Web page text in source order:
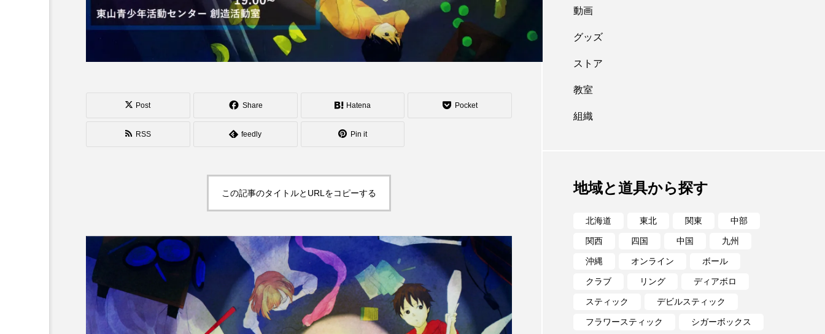
東北 関東 中部 関西 中国 九州 オンライン
クラブ リング ディアボロ スティック デビルスティック フラワースティック
シガーボックス ハット シェーカーカップ スピニングプレート ピザ回し ポイ
Post Share Hatena Pocket
RSS feedly Pin it
この記事のタイトルとURLをコピーする
動画
グッズ
ストア
教室
組織
地域と道具から探す
北海道 東北 関東 中部
関西 四国 中国 九州
沖縄 オンライン ボール
クラブ リング ディアボロ
スティック デビルスティック
フラワースティック シガーボックス